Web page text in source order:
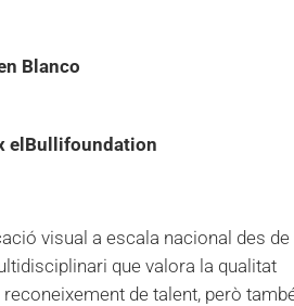
Blanco
elBullifoundation
visual a escala nacional des de
que valora la qualitat
de talent, però